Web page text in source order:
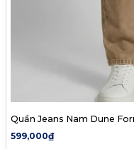
Quần Jeans Nam Dune
599,000₫